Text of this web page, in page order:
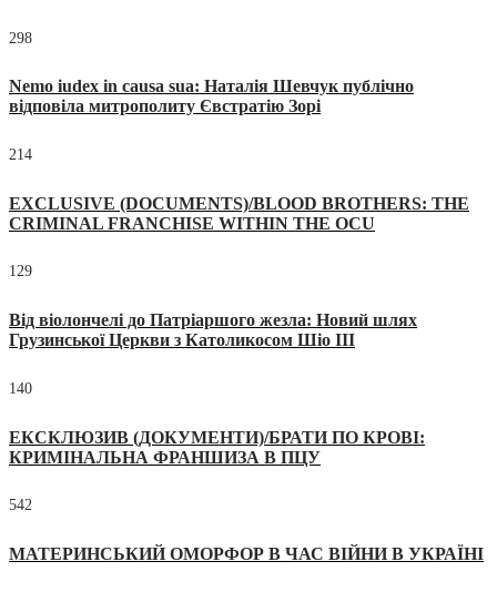
298
Nemo iudex in causa sua: Наталія Шевчук публічно
відповіла митрополиту Євстратію Зорі
214
EXCLUSIVE (DOCUMENTS)/BLOOD BROTHERS: THE
CRIMINAL FRANCHISE WITHIN THE OCU
129
Від віолончелі до Патріаршого жезла: Новий шлях
Грузинської Церкви з Католикосом Шіо III
140
ЕКСКЛЮЗИВ (ДОКУМЕНТИ)/БРАТИ ПО КРОВІ:
КРИМІНАЛЬНА ФРАНШИЗА В ПЦУ
542
МАТЕРИНСЬКИЙ ОМОРФОР В ЧАС ВІЙНИ В УКРАЇНІ